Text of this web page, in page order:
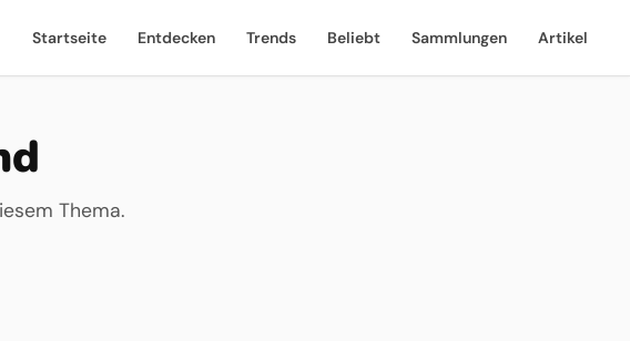
Startseite Entdecken Trends Beliebt Sammlungen Artikel
Thema.